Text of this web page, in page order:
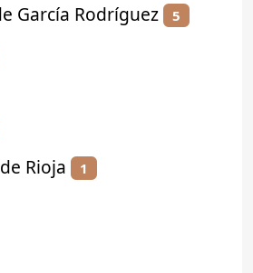
García Rodríguez 5
Rioja 1